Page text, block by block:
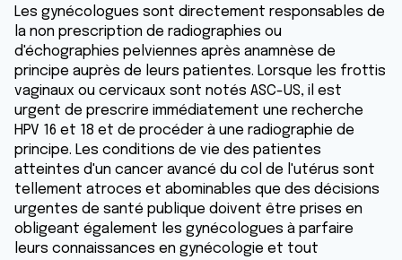
Les gynécologues sont directement responsables de
la non prescription de radiographies ou
d'échographies pelviennes après anamnèse de
principe auprès de leurs patientes. Lorsque les frottis
vaginaux ou cervicaux sont notés ASC-US, il est
urgent de prescrire immédiatement une recherche
HPV 16 et 18 et de procéder à une radiographie de
principe. Les conditions de vie des patientes
atteintes d'un cancer avancé du col de l'utérus sont
tellement atroces et abominables que des décisions
urgentes de santé publique doivent être prises en
obligeant également les gynécologues à parfaire
leurs connaissances en gynécologie et tout